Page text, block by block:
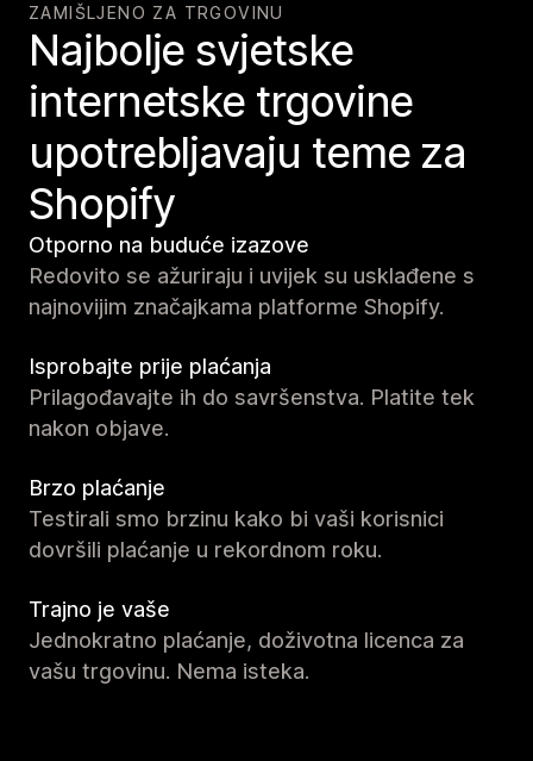
ZAMIŠLJENO ZA TRGOVINU
Najbolje svjetske
internetske trgovine
upotrebljavaju teme za
Shopify
Otporno na buduće izazove
Redovito se ažuriraju i uvijek su usklađene s
najnovijim značajkama platforme Shopify.
Isprobajte prije plaćanja
Prilagođavajte ih do savršenstva. Platite tek
nakon objave.
Brzo plaćanje
Testirali smo brzinu kako bi vaši korisnici
dovršili plaćanje u rekordnom roku.
Trajno je vaše
Jednokratno plaćanje, doživotna licenca za
vašu trgovinu. Nema isteka.